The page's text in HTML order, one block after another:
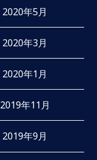
2020年5月
2020年3月
2020年1月
2019年11月
2019年9月